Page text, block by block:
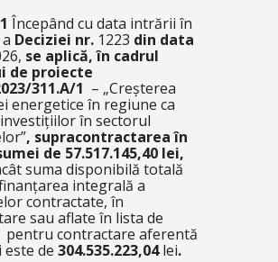
Începând cu data intrării în
Deciziei nr. 1223 din data
se aplică, în cadrul
de proiecte
311.A/1 – „Creșterea
energetice în regiune ca
în sectorul
, supracontractarea în
de 57.517.145,40 lei,
suma disponibilă totală
integrală a
contractate, în
sau aflate în lista de
pentru contractare aferentă
de 304.535.223,04lei.